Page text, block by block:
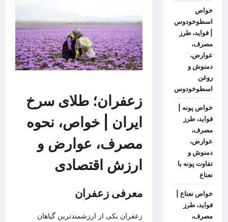
زعفران؛ طلای سرخ
ایران | خواص، نحوه
مصرف، عوارض و
ارزش اقتصادی
معرفی زعفران
زعفران یکی از ارزشمندترین گیاهان
خواص
اسطوخودوس
| فواید، طرز
مصرف،
عوارض،
دمنوش و
روغن
اسطوخودوس
خواص پونه |
فواید، طرز
مصرف،
عوارض،
دمنوش و
تفاوت پونه با
نعناع
خواص نعناع |
فواید، طرز
مصرف،